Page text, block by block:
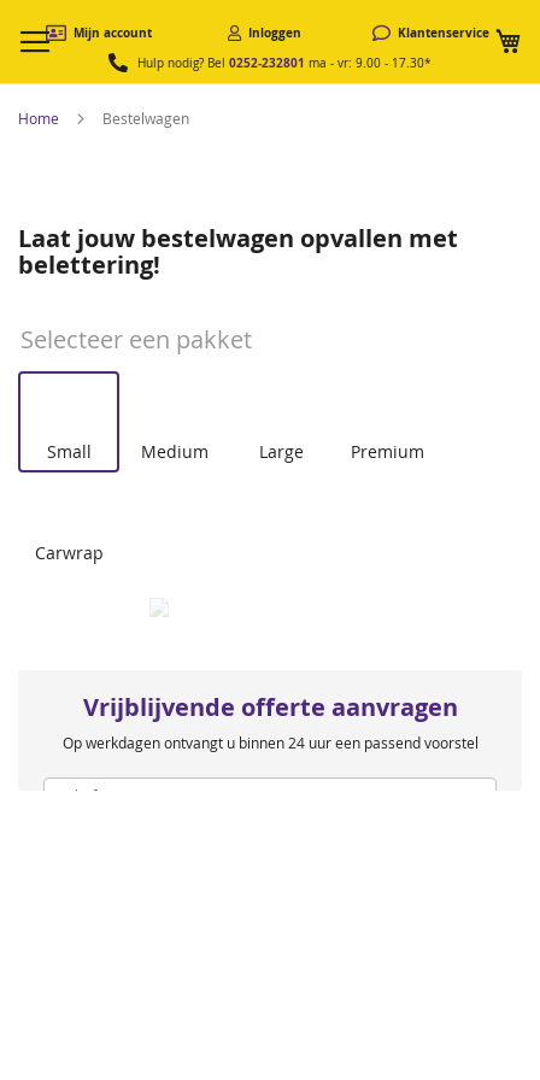
Mijn account Inloggen Klantenservice
Hulp nodig? Bel 0252-232801 ma - vr: 9.00 - 17.30*
Home Bestelwagen
Laat jouw bestelwagen opvallen met
belettering!
Selecteer een pakket
Small Medium Large Premium
Carwrap
Vrijblijvende offerte aanvragen
Op werkdagen ontvangt u binnen 24 uur een passend voorstel